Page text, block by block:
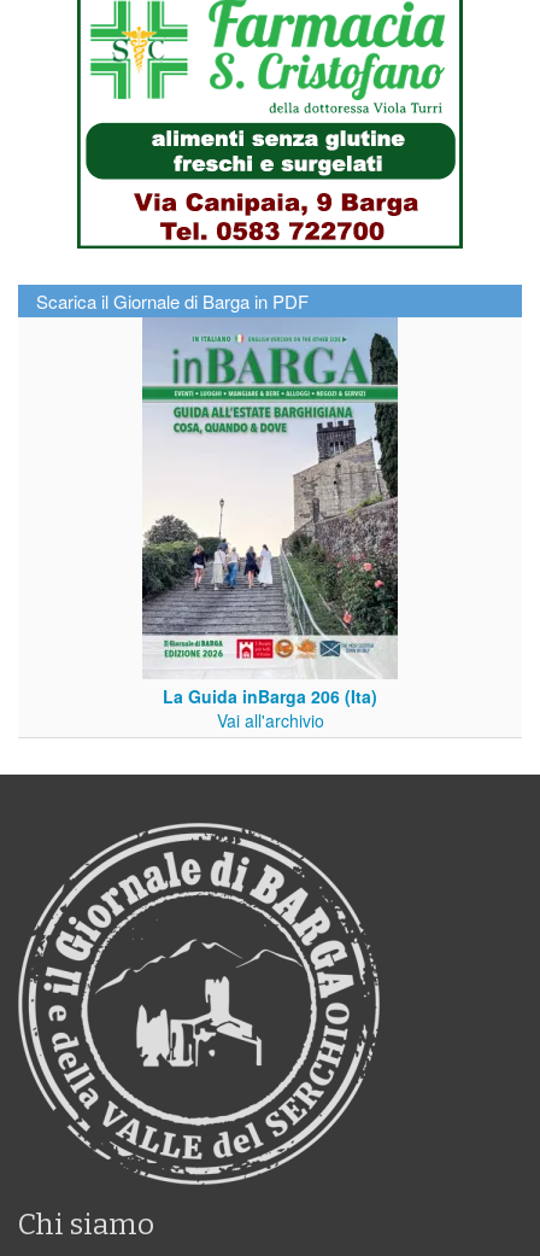
Scarica il Giornale di Barga in PDF
La Guida inBarga 206 (Ita)
Vai all'archivio
Chi siamo